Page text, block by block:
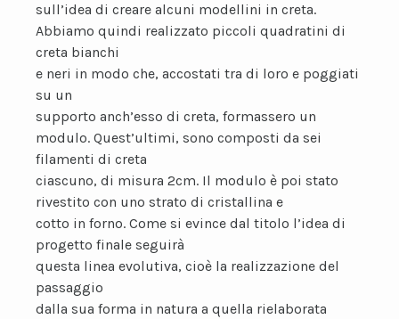
sull’idea di creare alcuni modellini in creta.
Abbiamo quindi realizzato piccoli quadratini di
creta bianchi
e neri in modo che, accostati tra di loro e poggiati
su un
supporto anch’esso di creta, formassero un
modulo. Quest’ultimi, sono composti da sei
filamenti di creta
ciascuno, di misura 2cm. Il modulo è poi stato
rivestito con uno strato di cristallina e
cotto in forno. Come si evince dal titolo l’idea di
progetto finale seguirà
questa linea evolutiva, cioè la realizzazione del
passaggio
dalla sua forma in natura a quella rielaborata